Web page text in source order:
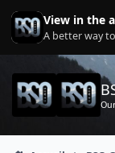
Aller au contenu
View in the
A better way